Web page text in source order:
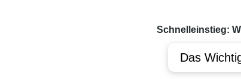
Schnelleinstieg:
Das